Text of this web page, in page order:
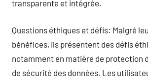
transparente et intégrée.
Questions éthiques et défis: Malgré
bénéfices, ils présentent des défis
notamment en matière de protection
de sécurité des données. Les